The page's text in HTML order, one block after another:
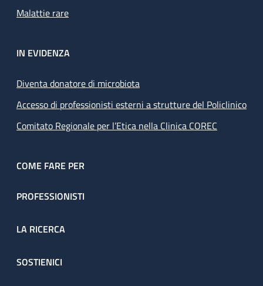
Malattie rare
IN EVIDENZA
Diventa donatore di microbiota
Accesso di professionisti esterni a strutture del Policlinico
Comitato Regionale per l’Etica nella Clinica COREC
COME FARE PER
PROFESSIONISTI
LA RICERCA
SOSTIENICI